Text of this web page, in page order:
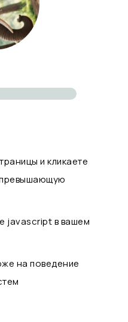
и кликаете
javascript в вашем
на поведение